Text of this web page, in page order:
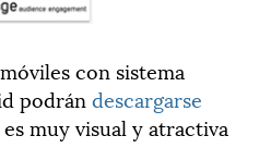
con sistema
podrán descargarse
muy visual y atractiva